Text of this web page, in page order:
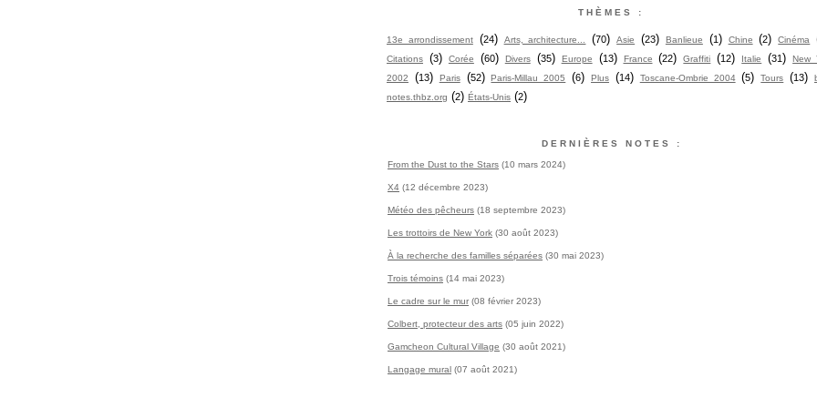
THÈMES :
13e arrondissement(24) Arts, architecture... (70)Asie (23) Banlieue (1) Chine (2)Cinéma
Citations (3) Corée (60) Divers(35) Europe (13) France (22)Graffiti (12) Italie (31)New
2002
(13) Paris(52)Paris-Millau 2005 (6)Plus (14) Toscane-Ombrie 2004(5)Tours (13)
notes.thbz.org (2) États-Unis (2)
DERNIÈRES NOTES :
From the Dust to the Stars (10 mars 2024)
X4 (12 décembre 2023)
Météo des pêcheurs (18 septembre 2023)
Les trottoirs de New York (30 août 2023)
À la recherche des familles séparées (30 mai 2023)
Trois témoins (14 mai 2023)
Le cadre sur le mur (08 février 2023)
Colbert, protecteur des arts (05 juin 2022)
Gamcheon Cultural Village (30 août 2021)
Langage mural (07 août 2021)